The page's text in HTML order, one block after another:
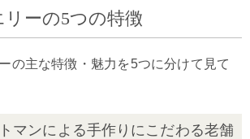
ーの5つの特徴
の主な特徴・魅力を5つに分けて見て
マンによる手作りにこだわる老舗